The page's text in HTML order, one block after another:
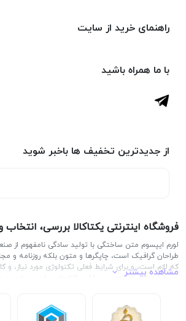
راهنمای خرید از سایت
با ما همراه باشید
از جدیدترین تخفیف ها باخبر شوید
فروشگاه اینترنتی یکتاکالا بررسی، انتخاب
لورم ایپسوم متن ساختگی با تولید سادگی نامفهوم از
طراحان گرافیک است، چاپگرها و متون بلکه روزنامه و
که لازم است، و برای شرایط فعلی تکنولوژی مورد نیاز، و
بهبود ابزارهای کاربردی می باشد، کتابهای زیادی در
زبان فارسی ایجاد کرد، در این صورت می توان امید
مشاهده بیشتر